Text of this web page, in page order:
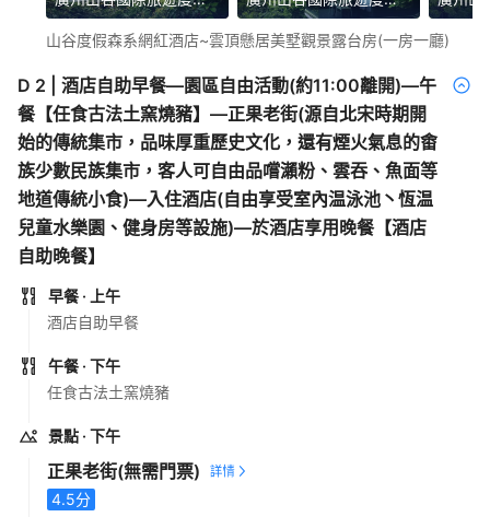
山谷度假森系網紅酒店~雲頂懸居美墅觀景露台房(一房一廳)
D 2
酒店自助早餐—園區自由活動(約11:00離開)—午
餐【任食古法土窯燒豬】—正果老街(源自北宋時期開
始的傳統集市，品味厚重歷史文化，還有煙火氣息的畬
族少數民族集市，客人可自由品嚐瀨粉、雲吞、魚面等
地道傳統小食)—入住酒店(自由享受室內温泳池丶恆温
兒童水樂園、健身房等設施)—於酒店享用晚餐【酒店
自助晚餐】
早餐 · 上午
酒店自助早餐
午餐 · 下午
任食古法土窯燒豬
景點 · 下午
正果老街(無需門票)
4.5分